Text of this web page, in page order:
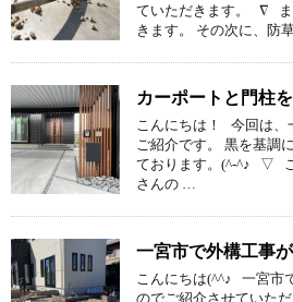
ていただきます。 ∇ ま
きます。 その次に、防
カーポートと門柱
こんにちは！ 今回は、
ご紹介です。 黒を基調
ております。(^-^♪ ▽ こ
さんの …
一宮市で外構工事
こんにちは(^^♪ 一宮市
のでご紹介させていた